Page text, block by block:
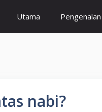
Utama Pengenalan
nabi?